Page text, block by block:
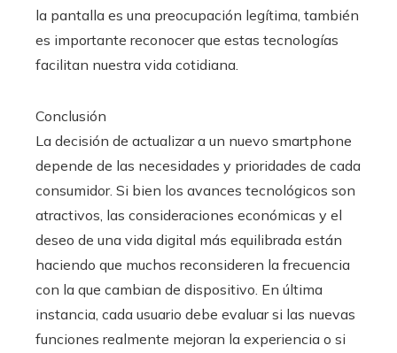
la pantalla es una preocupación legítima, también
es importante reconocer que estas tecnologías
facilitan nuestra vida cotidiana.
Conclusión
La decisión de actualizar a un nuevo smartphone
depende de las necesidades y prioridades de cada
consumidor. Si bien los avances tecnológicos son
atractivos, las consideraciones económicas y el
deseo de una vida digital más equilibrada están
haciendo que muchos reconsideren la frecuencia
con la que cambian de dispositivo. En última
instancia, cada usuario debe evaluar si las nuevas
funciones realmente mejoran la experiencia o si